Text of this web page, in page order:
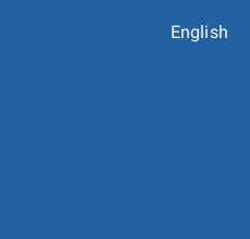
English